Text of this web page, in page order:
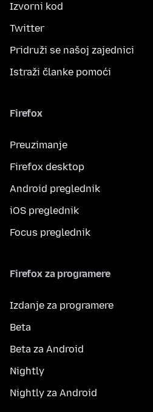
Izvorni kod
Twitter
Pridruži se našoj zajednici
Istraži članke pomoći
Firefox
Preuzimanje
Firefox desktop
Android preglednik
iOS preglednik
Focus preglednik
Firefox za programere
Izdanje za programere
Beta
Beta za Android
Nightly
Nightly za Android